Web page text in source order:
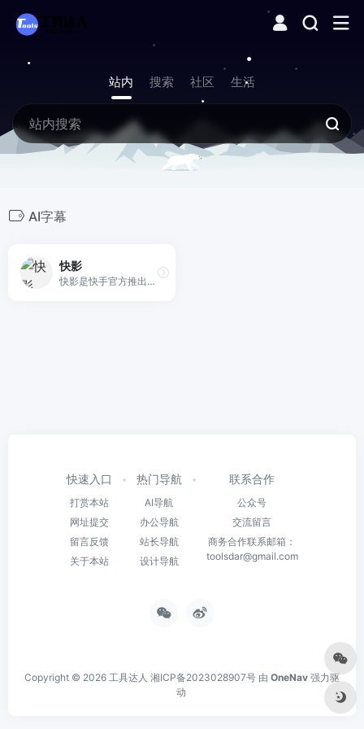
站内 搜索 社区 生活
AI字幕
快影
快影是快手官方推出的免费全能剪辑 App，AI 字幕、海量模板、特效滤镜一键套用，3 分钟出片，支持直发快手。
快速入口
打赏本站
网址提交
留言反馈
关于本站
热门导航
AI导航
办公导航
站长导航
设计导航
联系合作
公众号
交流留言
商务合作联系邮箱：
toolsdar@gmail.com
Copyright © 2026 工具达人 湘ICP备2023028907号 由 OneNav 强力驱
动